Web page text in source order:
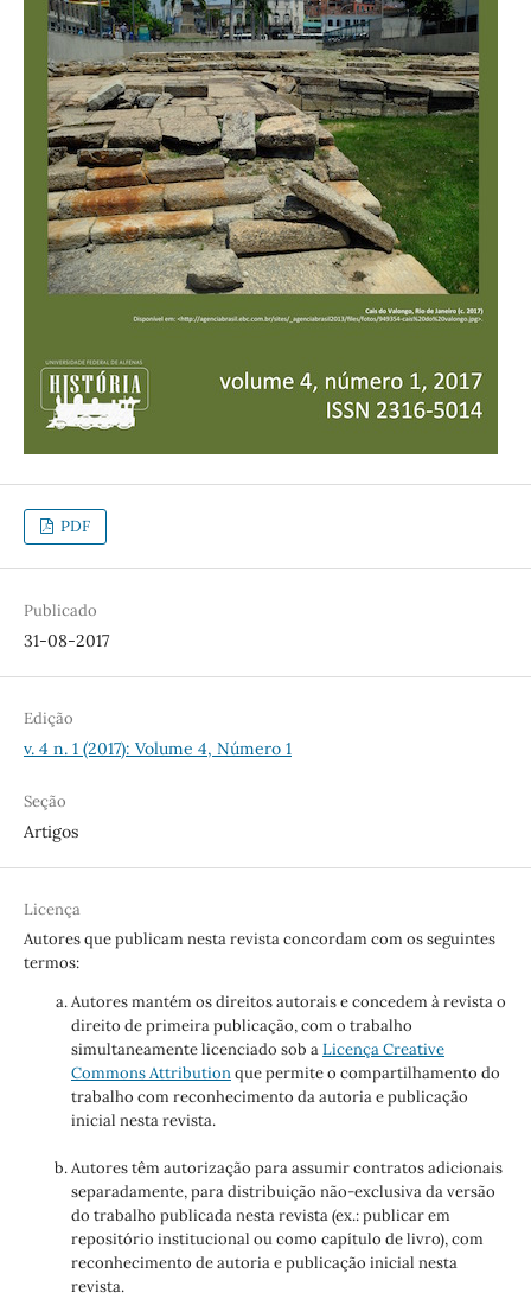
PDF
Publicado
31-08-2017
Edição
v. 4 n. 1 (2017): Volume 4, Número 1
Seção
Artigos
Licença
Autores que publicam nesta revista concordam com os seguintes
termos:
Autores mantém os direitos autorais e concedem à revista o
direito de primeira publicação, com o trabalho
simultaneamente licenciado sob aLicença Creative
Commons Attributionque permite o compartilhamento do
trabalho com reconhecimento da autoria e publicação
inicial nesta revista.
Autores têm autorização para assumir contratos adicionais
separadamente, para distribuição não-exclusiva da versão
do trabalho publicada nesta revista (ex.: publicar em
repositório institucional ou como capítulo de livro), com
reconhecimento de autoria e publicação inicial nesta
revista.